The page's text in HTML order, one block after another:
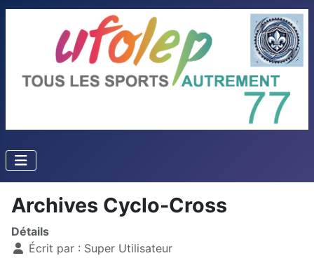
Archives Cyclo-Cross
Détails
Écrit par : Super Utilisateur